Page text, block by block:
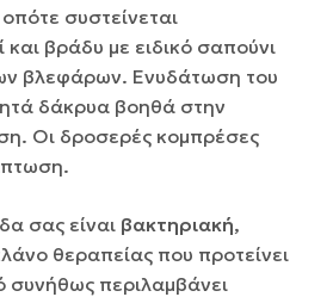
συστείνεται
βράδυ με ειδικό σαπούνι
βλεφάρων. Ενυδάτωση του
δάκρυα βοηθά στην
Οι δροσερές κομπρέσες
σας είναι βακτηριακή,
θεραπείας που προτείνει
συνήθως περιλαμβάνει